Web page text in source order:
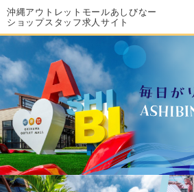
沖縄アウトレットモールあしびなー
ショップスタッフ求人サイト